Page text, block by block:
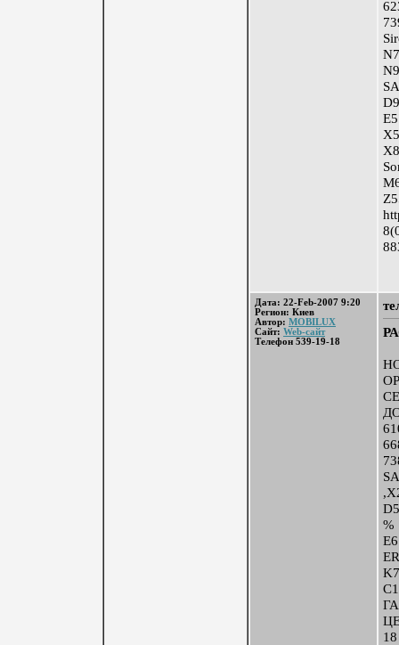
Дата: 22-Feb-2007 9:20
Регион: Киев
Автор: MOBILUX
Сайт: Web-сайт
Телефон 539-19-18
18